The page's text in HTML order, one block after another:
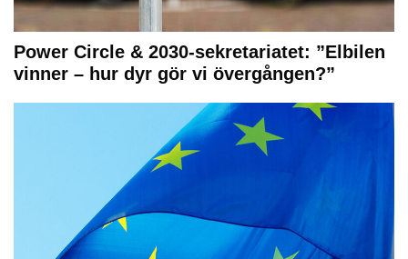
Power Circle & 2030-sekretariatet: ”Elbilen
vinner – hur dyr gör vi övergången?”